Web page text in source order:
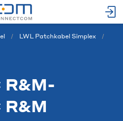
LWL Patchkabel Simplex
R&M-
R&M